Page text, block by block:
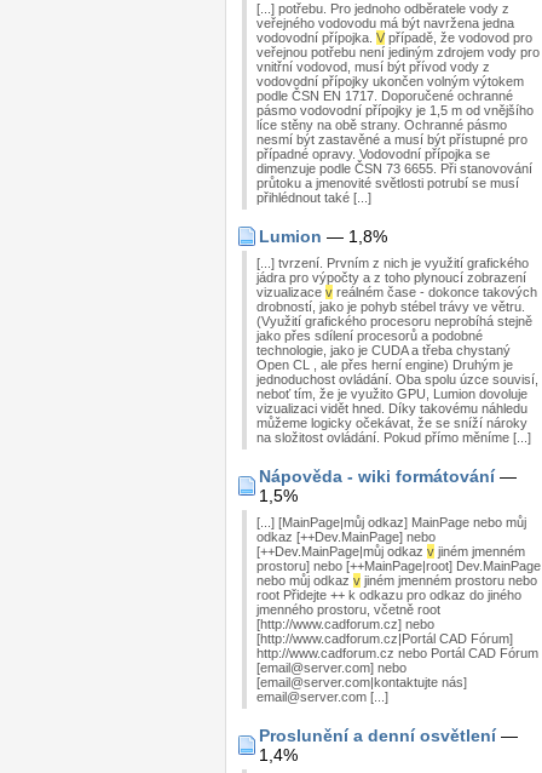
[...] potřebu. Pro jednoho odběratele vody z
veřejného vodovodu má být navržena jedna
vodovodní přípojka. V případě, že vodovod pro
veřejnou potřebu není jediným zdrojem vody pro
vnitřní vodovod, musí být přívod vody z
vodovodní přípojky ukončen volným výtokem
podle ČSN EN 1717. Doporučené ochranné
pásmo vodovodní přípojky je 1,5 m od vnějšího
líce stěny na obě strany. Ochranné pásmo
nesmí být zastavěné a musí být přístupné pro
případné opravy. Vodovodní přípojka se
dimenzuje podle ČSN 73 6655. Při stanovování
průtoku a jmenovité světlosti potrubí se musí
přihlédnout také [...]
Lumion — 1,8%
[...] tvrzení. Prvním z nich je využití grafického
jádra pro výpočty a z toho plynoucí zobrazení
vizualizace v reálném čase - dokonce takových
drobností, jako je pohyb stébel trávy ve větru.
(Využití grafického procesoru neprobíhá stejně
jako přes sdílení procesorů a podobné
technologie, jako je CUDA a třeba chystaný
Open CL , ale přes herní engine) Druhým je
jednoduchost ovládání. Oba spolu úzce souvisí,
neboť tím, že je využito GPU, Lumion dovoluje
vizualizaci vidět hned. Díky takovému náhledu
můžeme logicky očekávat, že se sníží nároky
na složitost ovládání. Pokud přímo měníme [...]
Nápověda - wiki formátování—
1,5%
[...] [MainPage|můj odkaz] MainPage nebo můj
odkaz [++Dev.MainPage] nebo
[++Dev.MainPage|můj odkaz v jiném jmenném
prostoru] nebo [++MainPage|root] Dev.MainPage
nebo můj odkaz v jiném jmenném prostoru nebo
root Přidejte ++ k odkazu pro odkaz do jiného
jmenného prostoru, včetně root
[http://www.cadforum.cz] nebo
[http://www.cadforum.cz|Portál CAD Fórum]
http://www.cadforum.cz nebo Portál CAD Fórum
[email@server.com] nebo
[email@server.com|kontaktujte nás]
email@server.com [...]
Proslunění a denní osvětlení—
1,4%